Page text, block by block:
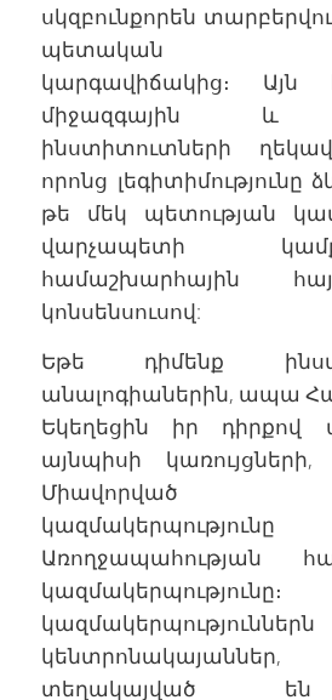
սկզբունքորեն
պետական
կարգավիճակից։ Այն
միջազգային և
ինստիտուտների
որոնց լեգիտիմությունը
թե մեկ պետության
վարչապետի
համաշխարհային
կոնսենսուսով:
Եթե դիմենք
անալոգիաներին, ապա
Եկեղեցին իր դիրքով
այնպիսի
Միավորված
Առողջապահության
տեղակայված